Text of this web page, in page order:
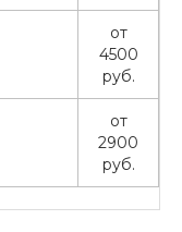
от
4500
руб.
от
2900
руб.